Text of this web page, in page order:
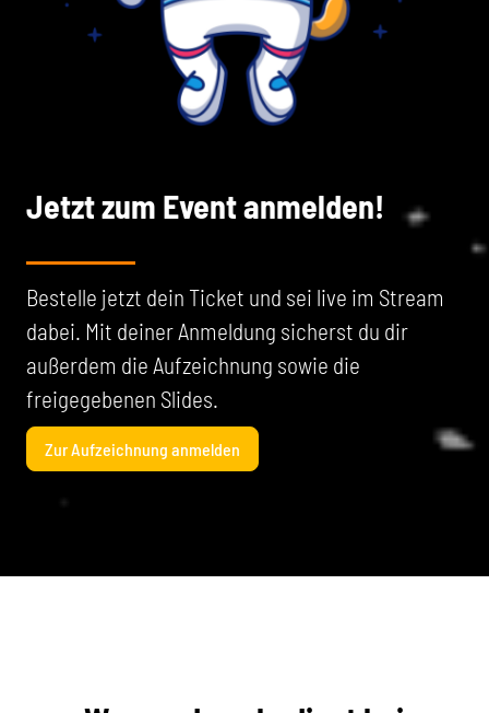
Jetzt zum Event anmelden!
Bestelle jetzt dein Ticket und sei live im Stream
dabei. Mit deiner Anmeldung sicherst du dir
außerdem die Aufzeichnung sowie die
freigegebenen Slides.
Zur Aufzeichnung anmelden